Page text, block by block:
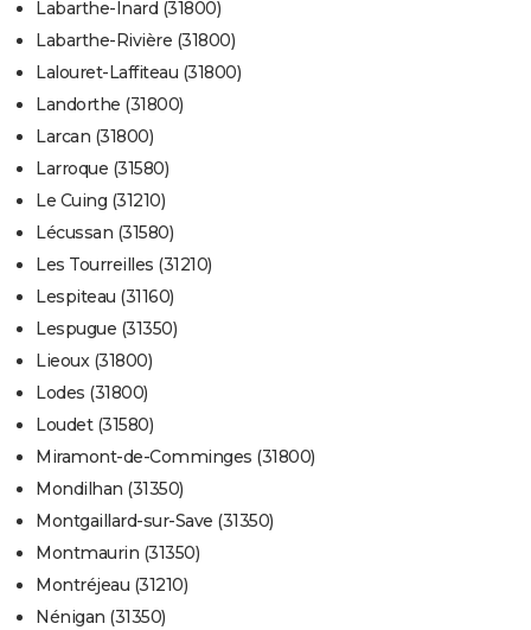
Labarthe-Inard (31800)
Labarthe-Rivière (31800)
Lalouret-Laffiteau (31800)
Landorthe (31800)
Larcan (31800)
Larroque (31580)
Le Cuing (31210)
Lécussan (31580)
Les Tourreilles (31210)
Lespiteau (31160)
Lespugue (31350)
Lieoux (31800)
Lodes (31800)
Loudet (31580)
Miramont-de-Comminges (31800)
Mondilhan (31350)
Montgaillard-sur-Save (31350)
Montmaurin (31350)
Montréjeau (31210)
Nénigan (31350)